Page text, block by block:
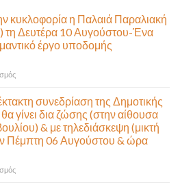
κυκλοφορία η Παλαιά Παραλιακή
τη Δευτέρα 10 Αυγούστου-Ένα
έργο υποδομής
στο
κυκλοφορία
η
Παλαιά
Παραλιακή
Ποσειδώνος)
συνεδρίαση της Δημοτικής
γίνει δια ζώσης (στην αίθουσα
& με τηλεδιάσκεψη (μικτή
Πέμπτη 06 Αυγούστου & ώρα
στο